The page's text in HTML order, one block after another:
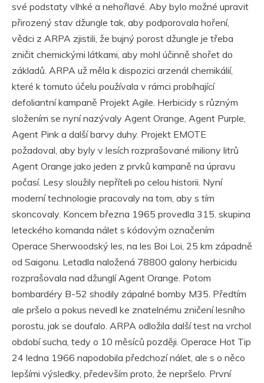
své podstaty vlhké a nehořlavé. Aby bylo možné upravit
přirozený stav džungle tak, aby podporovala hoření,
vědci z ARPA zjistili, že bujný porost džungle je třeba
zničit chemickými látkami, aby mohl účinně shořet do
základů. ARPA už měla k dispozici arzenál chemikálií,
které k tomuto účelu používala v rámci probíhající
defoliantní kampaně Projekt Agile. Herbicidy s různým
složením se nyní nazývaly Agent Orange, Agent Purple,
Agent Pink a další barvy duhy. Projekt EMOTE
požadoval, aby byly v lesích rozprašované miliony litrů
Agent Orange jako jeden z prvků kampaně na úpravu
počasí. Lesy sloužily nepříteli po celou historii. Nyní
moderní technologie pracovaly na tom, aby s tím
skoncovaly. Koncem března 1965 provedla 315. skupina
leteckého komanda nálet s kódovým označením
Operace Sherwoodský les, na les Boi Loi, 25 km západně
od Saigonu. Letadla naložená 78800 galony herbicidu
rozprašovala nad džunglí Agent Orange. Potom
bombardéry B-52 shodily zápalné bomby M35. Předtím
ale pršelo a pokus nevedl ke znatelnému zničení lesního
porostu, jak se doufalo. ARPA odložila další test na vrchol
období sucha, tedy o 10 měsíců později. Operace Hot Tip
24 ledna 1966 napodobila předchozí nálet, ale s o něco
lepšími výsledky, především proto, že nepršelo. První